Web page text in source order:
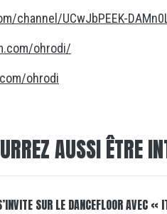
channel/UCwJbPEEK-
ohrodi/
ohrodi
AUSSI ÊTRE
SUR LE DANCEFLOOR AVEC